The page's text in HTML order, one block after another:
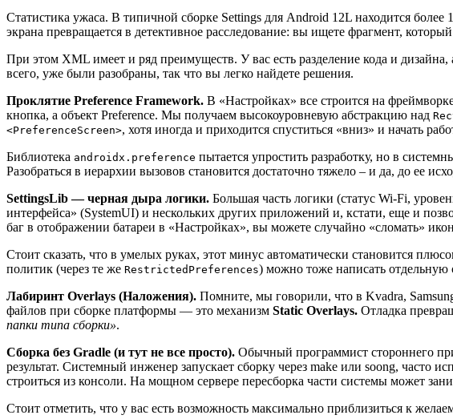
Статистика ужаса. В типичной сборке Settings для Android 12L находится
экрана превращается в детективное расследование: вы ищете фрагмент,
При этом XML имеет и ряд преимуществ. У вас есть разделение кода и
всего, уже были разобраны, так что вы легко найдете решения.
Проклятие Preference Framework. В «Настройках» все строится на
кнопка, а объект Preference. Мы получаем высокоуровневую абстракцию над
<PreferenceScreen>, хотя иногда и приходится спуститься «вниз» и начать
Библиотека androidx.preference пытается упростить разработку, но в
Разобраться в иерархии вызовов становится достаточно тяжело – и да, до ее
SettingsLib — черная дыра логики. Большая часть логики (статус Wi-Fi,
интерфейса» (SystemUI) и нескольких других приложений и, кстати, еще и
баг в отображении батареи в «Настройках», вы можете случайно «сломать»
Стоит сказать, что в умелых руках, этот минус автоматически становится
политик (через те же RestrictedPreferences) можно тоже написать отдельную
Лабиринт Overlays (Наложения). Помните, мы говорили, что в Kvadra,
файлов при сборке платформы — это механизм Static Overlays. Отладка
папки типа сборки».
Сборка без Gradle (и тут не все просто). Обычный программист стороннего
результат. Системный инженер запускает сборку через make или soong, часто
строиться из консоли. На мощном сервере пересборка части системы может
Стоит отметить, что у вас есть возможность максимально приблизиться к